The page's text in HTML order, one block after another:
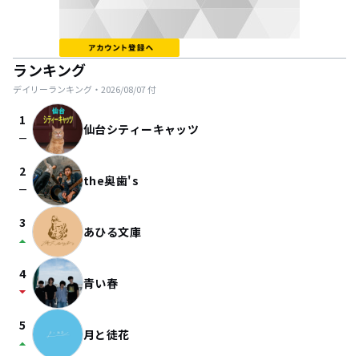
ランキング
デイリーランキング・ 2026/08/07付
1
check_indeterminate_small 仙台シティーキャッツ
2
check_indeterminate_small the奥歯's
3
arrow_drop_up あひる文庫
4
arrow_drop_down 青い春
5
arrow_drop_up 月と徒花